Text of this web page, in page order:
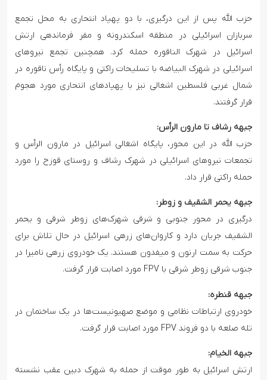
حزب الله پس از این درگیری، با دو پهپاد انتحاری به محل تجمع
سربازان اسرائیلی در منطقه اسکندرونه و مقر فرماندهی ارتش
اسرائیل در شهرک الناقوره حمله کرد. همچنین تجمع نیروهای
اسرائیلی در شهرک البیاضه با تسلیحات راکتی و پایگاه رأس ناقوره در
شمال غربی فلسطین اشغالی نیز با پهپادهای انتحاری مورد هجوم
قرار گرفتند.
جبهه رشاف تا مارون الرأس:
حزب الله در این محور، پایگاه اشغالی اسرائیل در مارون الرأس و
تجمعات نیروهای اسرائیلی در شهرک رشاف و روستای قوزح را مورد
حمله راکتی قرار داد.
جبهه یحمر الشقیف و زوطر:
درگیری در محور جنوبی و شرقی شهرک‌های زوطر شرقی و یحمر
الشقیف جریان دارد و کاروان‌های زرهی اسرائیل در حال تلاش برای
حرکت به سمت ارنون و میفدون هستند‌. یک خودروی زرهی نامیرا در
جنوب شرقی زوطر شرقی با FPV مورد اصابت قرار گرفت.
جبهه قنطره:
خودروی ارتباطات نظامی و موضع صهیونیست‌ها در یک ساختمان در
تله صلعه با دو فروند FPV مورد اصابت قرار گرفت.
جبهه الخیام:
ارتش اسرائیل به طور موقت از حمله به شهرک دبین عقب نشسته